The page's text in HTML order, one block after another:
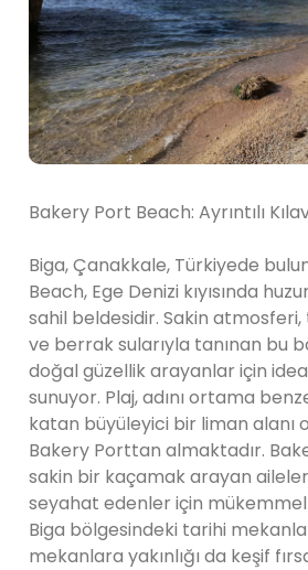
Bakery Port Beach: Ayrıntılı
Biga, Çanakkale, Türkiyede
Beach, Ege Denizi kıyısında
sahil beldesidir. Sakin atmosferi,
ve berrak sularıyla tanınan bu
doğal güzellik arayanlar için
sunuyor. Plaj, adını ortama
katan büyüleyici bir liman alanı
Bakery Porttan almaktadır.
sakin bir kaçamak arayan
seyahat edenler için
Biga bölgesindeki tarihi
mekanlara yakınlığı da keşif